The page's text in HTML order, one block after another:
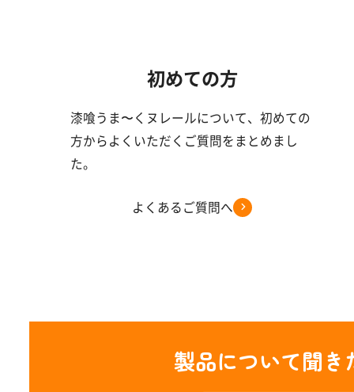
初めての方
漆喰うま〜くヌレールについて、初めての
方からよくいただくご質問をまとめまし
た。
よくあるご質問へ
製品について聞き